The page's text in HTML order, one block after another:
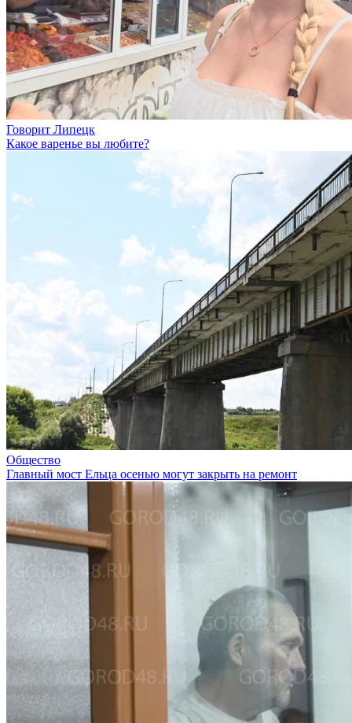
Говорит Липецк
Какое варенье вы любите?
Общество
Главный мост Ельца осенью могут закрыть на ремонт